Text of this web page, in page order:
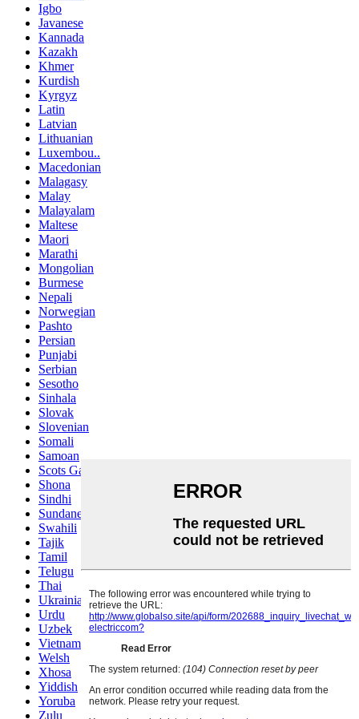
Igbo
Javanese
Kannada
Kazakh
Khmer
Kurdish
Kyrgyz
Latin
Latvian
Lithuanian
Luxembou..
Macedonian
Malagasy
Malay
Malayalam
Maltese
Maori
Marathi
Mongolian
Burmese
Nepali
Norwegian
Pashto
Persian
Punjabi
Serbian
Sesotho
Sinhala
Slovak
Slovenian
Somali
Samoan
Scots Gaelic
Shona
Sindhi
Sundanese
Swahili
Tajik
Tamil
Telugu
Thai
Ukrainian
Urdu
Uzbek
Vietnamese
Welsh
Xhosa
Yiddish
Yoruba
Zulu